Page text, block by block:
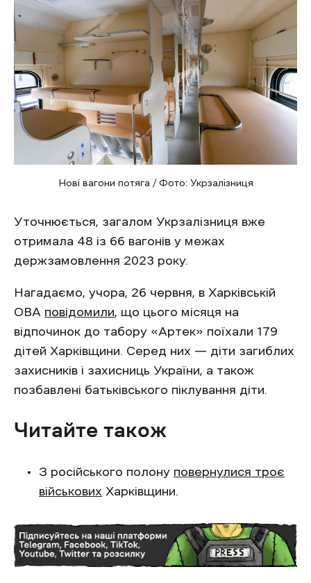
Нові вагони потяга / Фото: Укрзалізниця
Уточнюється, загалом Укрзалізниця вже
отримала 48 із 66 вагонів у межах
держзамовлення 2023 року.
Нагадаємо, учора, 26 червня, в Харківській
ОВА повідомили, що цього місяця на
відпочинок до табору «Артек» поїхали 179
дітей Харківщини. Серед них — діти загиблих
захисників і захисниць України, а також
позбавлені батьківського піклування діти.
Читайте також
З російського полону повернулися троє
військових Харківщини.